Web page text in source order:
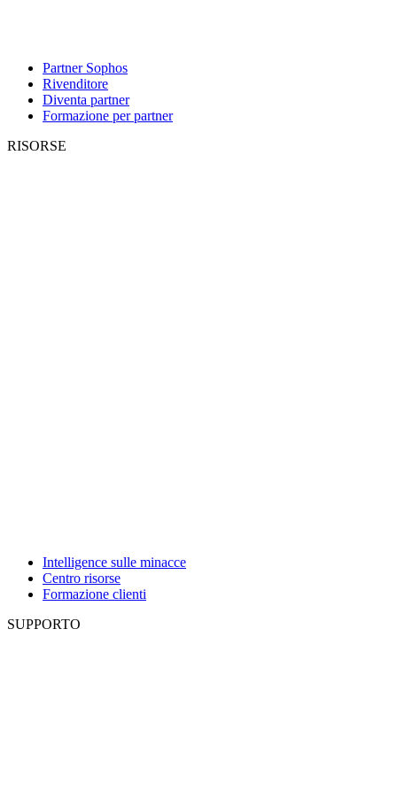
Partner Sophos
Rivenditore
Diventa partner
Formazione per partner
RISORSE
Intelligence sulle minacce
Centro risorse
Formazione clienti
SUPPORTO